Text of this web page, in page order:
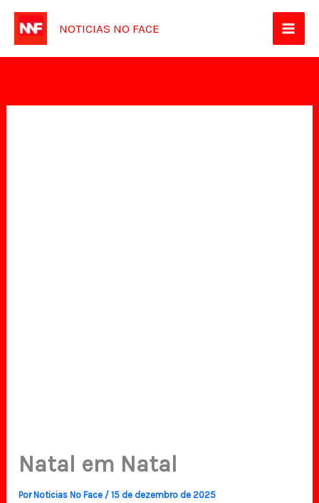
para
NOTICIAS NO FACE
Natal em Natal
Por Noticias No Face /15 de dezembro de 2025